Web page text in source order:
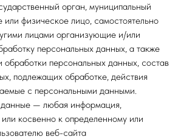
орган, муниципальный
физическое лицо, самостоятельно
лицами организующие и/или
персональных данных, а также
персональных данных, состав
подлежащих обработке, действия
с персональными данными.
— любая информация,
косвенно к определенному или
веб-сайта